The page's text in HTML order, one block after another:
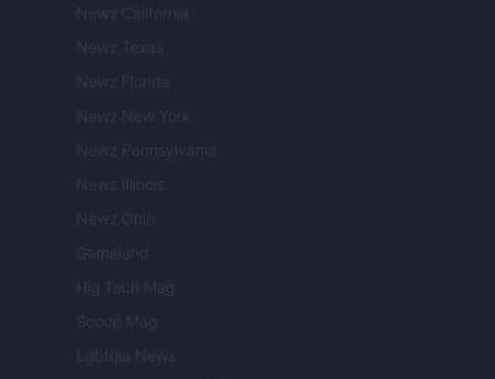
Newz California
Newz Texas
Newz Florida
Newz New York
Newz Pennsylvania
Newz Illinois
Newz Ohio
Gameland
Hig Tech Mag
Scoop Mag
Lgbtqia News